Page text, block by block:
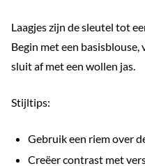
Laagjes zijn de sleutel tot
Begin met een
sluit af met een wollen jas.
Stijltips:
Gebruik een riem over
Creëer contrast met